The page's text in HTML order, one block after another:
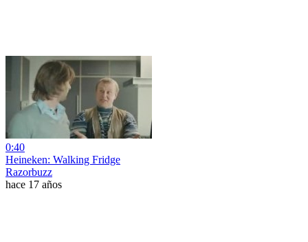
0:40
Heineken: Walking Fridge
Razorbuzz
hace 17 años